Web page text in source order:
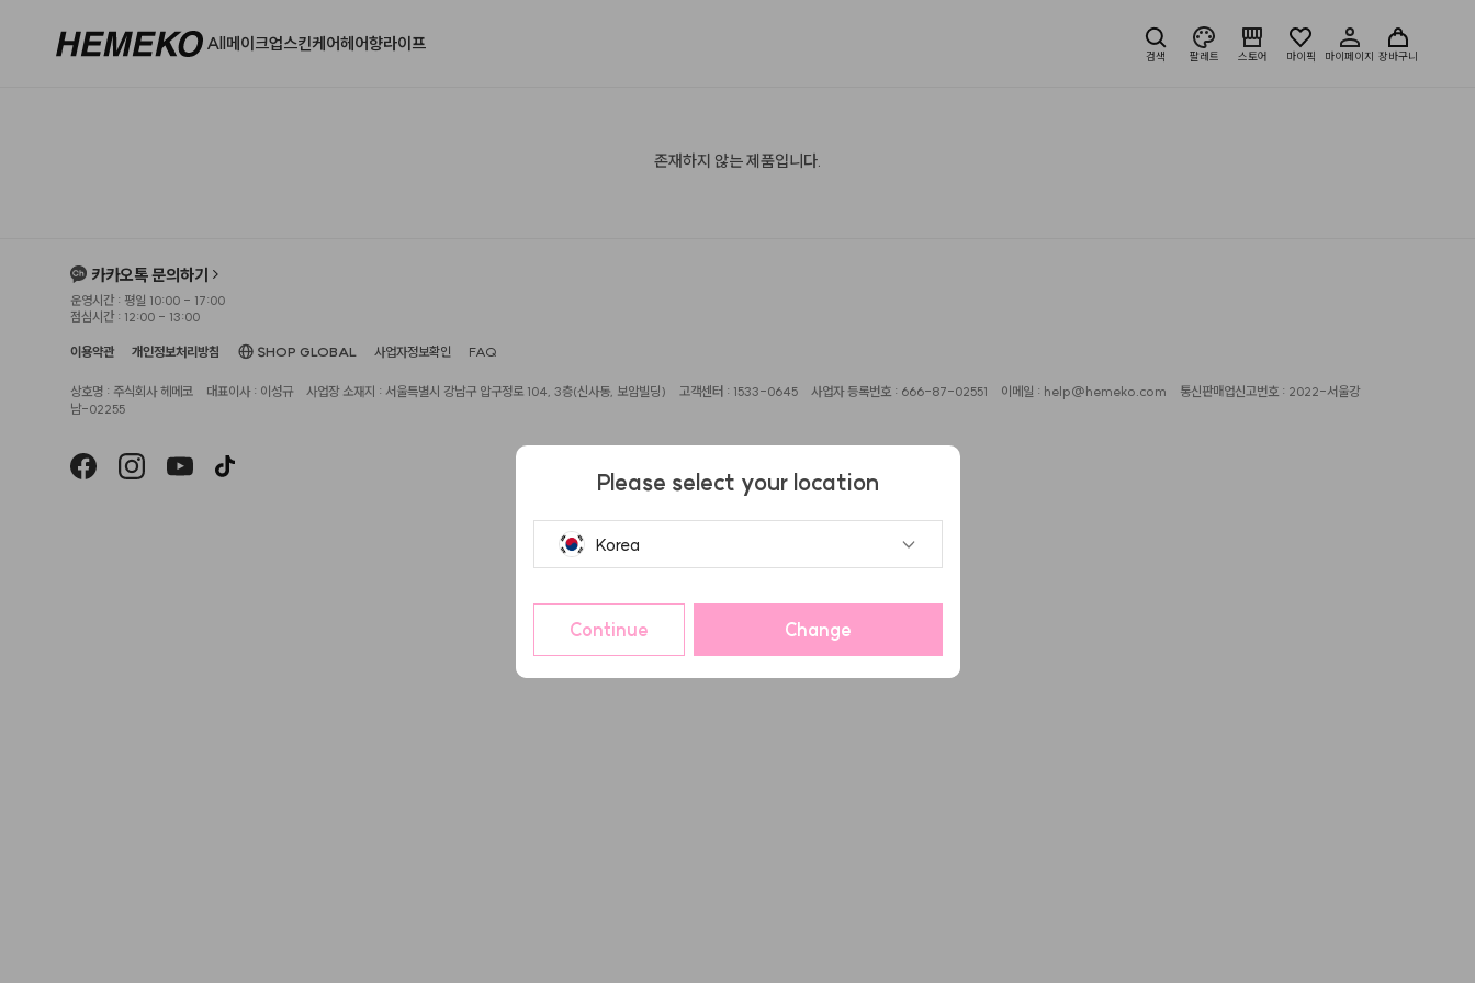
All메이크업스킨케어헤어향라이프
검색 팔레트 스토어 마이픽 마이페이지 장바구니
존재하지 않는 제품입니다.
카카오톡 문의하기
운영시간 : 평일 10:00 - 17:00
점심시간 : 12:00 - 13:00
이용약관 개인정보처리방침 SHOP GLOBAL 사업자정보확인 FAQ
상호명 : 주식회사 헤메코 대표이사 : 이성규 사업장 소재지 : 서울특별시 강남구 압구정로 104, 3층(신사동, 보암빌딩) 고객센터 : 1533-0645 사업자 등록번호 : 666-87-02551 이메일 : help@hemeko.com
통신판매업신고번호 : 2022-서울강
남-02255
Please select your location
Korea
Continue Change